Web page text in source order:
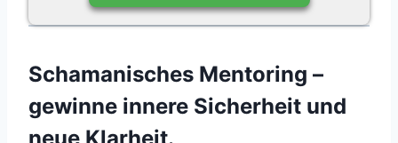
Schamanisches Mentoring –
gewinne innere Sicherheit und